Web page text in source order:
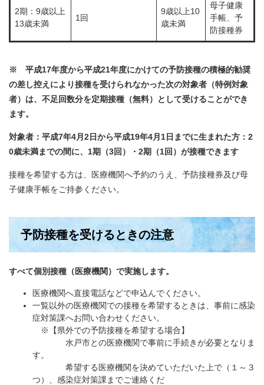
2期：9歳以上
13歳未満
1回
9歳以上10
歳未満
母子健康
手帳、予
防接種券
※ 平成17年度から平成21年度にかけての予防接種の積極的勧奨
の差し控えにより接種を受けられなかった次の対象者（特例対象
者）は、不足回数分を定期接種（無料）として受けることができ
ます。
対象者：平成7年4月2日から平成19年4月1日までに生まれた方：2
0歳未満までの間に、1期（3回）・2期（1回）が接種できます
接種を希望する方は、医療機関へ予約のうえ、予防接種券及び母
子健康手帳をご持参ください。
予防接種を受けるときの注意
すべて個別接種（医療機関）で実施します。
医療機関へ直接電話などで申込んでください。
一覧以外の医療機関での接種を希望するときは、事前に感染
症対策課へお問い合わせください。
※【県外での予防接種を希望する場合】
水戸市との医療機関で事前に手続きが必要となりま
す。
希望する医療機関を決めていただいた上で（１～３
つ）、感染症対策課までご連絡くだ